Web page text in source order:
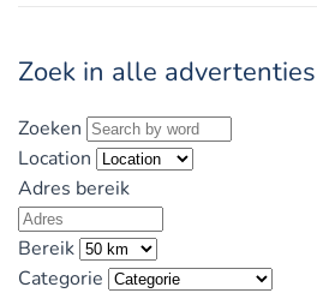
Zoek in alle advertenties
Zoeken
Location
Adres bereik
Bereik
Categorie